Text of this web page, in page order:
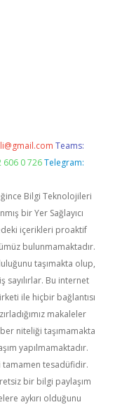
Teams:
606 0 726 Telegram:
Bilgi Teknolojileri
bir Yer Sağlayıcı
içerikleri proaktif
bulunmamaktadır.
taşımakta olup,
sayılırlar. Bu internet
ile hiçbir bağlantısı
makaleler
niteliği taşımamakta
yapılmamaktadır.
tamamen tesadüfidir.
bir bilgi paylaşım
aykırı olduğunu